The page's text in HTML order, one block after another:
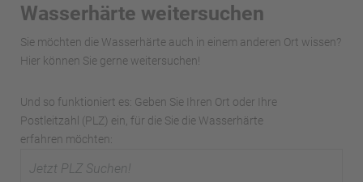
Wasserhärte weitersuchen
Sie möchten die Wasserhärte auch in einem anderen Ort wissen?
Hier können Sie gerne weitersuchen!
Und so funktioniert es: Geben Sie Ihren Ort oder Ihre
Postleitzahl (PLZ) ein, für die Sie die Wasserhärte
erfahren möchten: